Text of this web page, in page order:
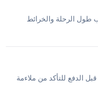
طول الرحلة والخرائط
الدفع للتأكد من ملاءمة